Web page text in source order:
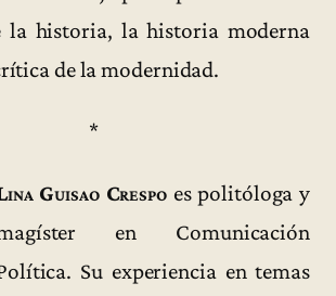
la historia, la historia moderna
de la modernidad.
*
Guisao Crespoes politóloga y
en Comunicación
Su experiencia en temas